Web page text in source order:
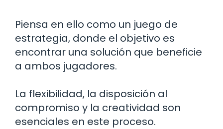
Piensa en ello como un juego de
estrategia, donde el objetivo es
encontrar una solución que beneficie
a ambos jugadores.
La flexibilidad, la disposición al
compromiso y la creatividad son
esenciales en este proceso.